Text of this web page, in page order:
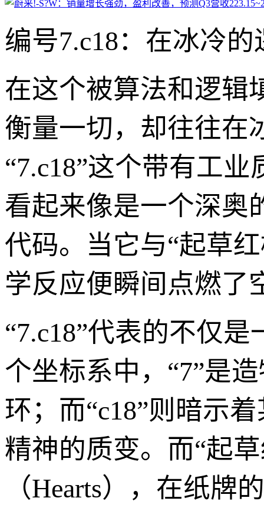
编号7.c18：在冰冷
在这个被算法和逻辑
衡量一切，却往往在
“7.c18”这个带有工
看起来像是一个深奥
代码。当它与“起草
学反应便瞬间点燃了
“7.c18”代表的不仅
个坐标系中，“7”是
环；而“c18”则暗示
精神的质变。而“起
（Hearts），在纸